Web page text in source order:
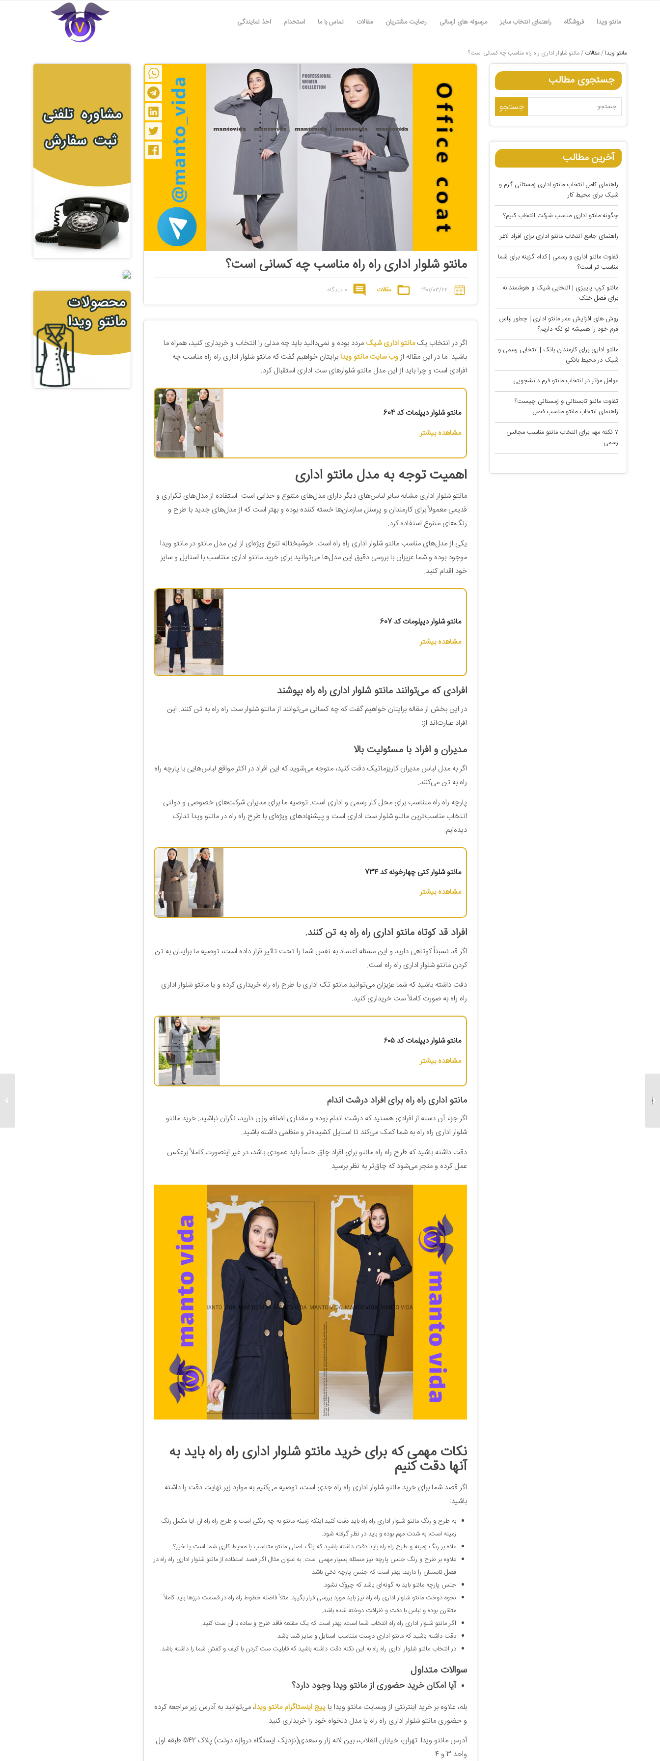
مانتو ویدا فروشگاه راهنمای انتخاب سایز مرسوله های ارسالی رضایت مشتریان مقالات تماس با ما استخدام اخذ نمایندگی
مانتو ویدا /مقالات /مانتو شلوار اداری راه راه مناسب چه کسانی است؟
جستجوی مطالب
آخرین مطالب
راهنمای کامل انتخاب مانتو اداری زمستانی گرم و
شیک برای محیط کار
چگونه مانتو اداری مناسب شرکت انتخاب کنیم؟
راهنمای جامع انتخاب مانتو اداری برای افراد لاغر
تفاوت مانتو اداری و رسمی | کدام گزینه برای شما
مناسب تر است؟
مانتو کرپ پاییزی | انتخابی شیک و هوشمندانه
برای فصل خنک
روش های افزایش عمر مانتو اداری | چطور لباس
فرم خود را همیشه نو نگه داریم؟
مانتو اداری برای کارمندان بانک | انتخابی رسمی و
شیک در محیط بانکی
عوامل مؤثر در انتخاب مانتو فرم دانشجویی
تفاوت مانتو تابستانی و زمستانی چیست؟
راهنمای انتخاب مانتو مناسب فصل
۷ نکته مهم برای انتخاب مانتو مناسب مجالس
رسمی
مانتو شلوار اداری راه راه مناسب چه کسانی است؟
۱۴۰۱/۰۳/۲۲ مقالات 0 دیدگاه
اگر در انتخاب یکمانتو اداری شیک مردد بوده و نمی‌دانید باید چه مدلی را انتخاب و خریداری کنید، همراه ما
باشید. ما در این مقاله ازوب سایت مانتو ویدابرایتان خواهیم گفت که مانتو شلوار اداری راه راه مناسب چه
افرادی است و چرا باید از این مدل مانتو شلوارهای ست اداری استقبال کرد.
مانتو شلوار دیپلمات کد 604
مشاهده بیشتر
اهمیت توجه به مدل مانتو اداری
مانتو شلوار اداری مشابه سایر لباس‌های دیگر دارای مدل‌های متنوع و جذابی است. استفاده از مدل‌های تکراری و
قدیمی معمولاً برای کارمندان و پرسنل سازمان‌ها خسته کننده بوده و بهتر است که از مدل‌های جدید با طرح و
رنگ‌های متنوع استفاده کرد.
یکی از مدل‌های مناسب مانتو شلوار اداری راه راه است. خوشبختانه تنوع ویژه‌ای از این مدل مانتو در مانتو ویدا
موجود بوده و شما عزیزان با بررسی دقیق این مدل‌ها می‌توانید برای خرید مانتو اداری متناسب با استایل و سایز
خود اقدام کنید.
مانتو شلوار دیپلومات کد 607
مشاهده بیشتر
افرادی که می‌توانند مانتو شلوار اداری راه راه بپوشند
در این بخش از مقاله برایتان خواهیم گفت که چه کسانی می‌توانند از مانتو شلوار ست راه راه به تن کنند. این
افراد عبارت‌اند از:
مدیران و افراد با مسئولیت بالا
اگر به مدل لباس مدیران کاریزماتیک دقت کنید، متوجه می‌شوید که این افراد در اکثر مواقع لباس‌هایی با پارچه راه
راه به تن می‌کنند.
پارچه راه راه متناسب برای محل کار رسمی و اداری است. توصیه ما برای مدیران شرکت‌های خصوصی و دولتی
انتخاب مناسب‌ترین مانتو شلوار ست اداری است و پیشنهادهای ویژه‌ای با طرح راه راه در مانتو ویدا تدارک
دیده‌ایم.
مانتو شلوار کتی چهارخونه کد 734
مشاهده بیشتر
افراد قد کوتاه مانتو اداری راه راه به تن کنند.
اگر قد نسبتاً کوتاهی دارید و این مسئله اعتماد به نفس شما را تحت تاثیر قرار داده است، توصیه ما برایتان به تن
کردن مانتو شلوار اداری راه راه است.
دقت داشته باشید که شما عزیزان می‌توانید مانتو تک اداری با طرح راه راه خریداری کرده و یا مانتو شلوار اداری
راه راه به صورت کاملاً ست خریداری کنید.
مانتو شلوار دیپلمات کد ۶۰۵
مشاهده بیشتر
مانتو اداری راه راه برای افراد درشت اندام
اگر جزء آن دسته از افرادی هستید که درشت اندام بوده و مقداری اضافه وزن دارید، نگران نباشید. خرید مانتو
شلوار اداری راه راه به شما کمک می‌کند تا استایل کشیده‌تر و منظمی داشته باشید.
دقت داشته باشید که طرح راه راه مانتو برای افراد چاق حتماً باید عمودی باشد، در غیر اینصورت کاملاً برعکس
عمل کرده و منجر می‌شود که چاق‌تر به نظر برسید.
نکات مهمی که برای خرید مانتو شلوار اداری راه راه باید به
آنها دقت کنیم
اگر قصد شما برای خرید مانتو شلوار اداری راه راه جدی است، توصیه می‌کنیم به موارد زیر نهایت دقت را داشته
باشید:
به طرح و رنگ مانتو شلوار اداری راه راه باید دقت کنید.اینکه زمینه مانتو به چه رنگی است و طرح راه‌ راه آن آیا مکمل رنگ
زمینه است، به شدت مهم بوده و باید در نظر گرفته شود.
علاه بر رنگ زمینه و طرح راه راه باید دقت داشته باشید که رنگ اصلی مانتو متناسب با محیط کاری شما است یا خیر؟
علاوه بر طرح و رنگ جنس پارچه نیز مسئله بسیار مهمی است. به عنوان مثال اگر قصد استفاده از مانتو شلوار اداری راه راه در
فصل تابستان را دارید، بهتر است که جنس پارچه نخی باشد.
جنس پارچه مانتو باید به گونه‌ای باشد که چروک نشود.
نحوه دوخت مانتو شلوار اداری راه راه نیز باید مورد بررسی قرار بگیرد. مثلاً فاصله خطوط راه راه در قسمت درزها باید کاملاً
متقارن بوده و لباس با دقت و ظرافت دوخته شده باشد.
اگر مانتو شلوار اداری راه راه انتخاب شما است، بهتر است که یک مقنعه فاقد طرح و ساده با آن ست کنید.
دقت داشته باشید که مانتو اداری درست متناسب استایل و سایز شما باشد.
در انتخاب مانتو شلوار اداری راه راه به این نکته دقت داشته باشید که قابلیت ست کردن با کیف و کفش شما را داشته باشد.
سوالات متداول
آیا امکان خرید حضوری از مانتو ویدا وجود دارد؟
بله، علاوه بر خرید اینترنتی از وبسایت مانتو ویدا یاپیج اینستاگرام مانتو ویدا، می‌توانید به آدرس زیر مراجعه کرده
و حضوری مانتو شلوار اداری راه راه یا مدل دلخواه خود را خریداری کنید.
آدرس مانتو ویدا: تهران، خیابان انقلاب، بین لاله زار و سعدی(نزدیک ایستگاه دروازه دولت) پلاک 542 طبقه اول
واحد 3 و 4